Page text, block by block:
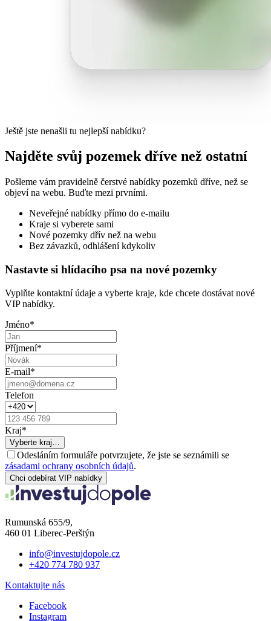
Ještě jste nenašli tu nejlepší nabídku?
Najděte svůj pozemek dříve než ostatní
Pošleme vám pravidelně čerstvé nabídky pozemků dříve, než se
objeví na webu. Buďte mezi prvními.
Neveřejné nabídky přímo do e-mailu
Kraje si vyberete sami
Nové pozemky dřív než na webu
Bez závazků, odhlášení kdykoliv
Nastavte si hlídacího psa na nové pozemky
Vyplňte kontaktní údaje a vyberte kraje, kde chcete dostávat nové
VIP nabídky.
Jméno*
Příjmení*
E-mail*
Telefon
Kraj*
Vyberte kraj…
Odesláním formuláře potvrzujete, že jste se seznámili se
zásadami ochrany osobních údajů.
Chci odebírat VIP nabídky
Rumunská 655/9,
460 01 Liberec-Perštýn
info@investujdopole.cz
+420 774 780 937
Kontaktujte nás
Facebook
Instagram